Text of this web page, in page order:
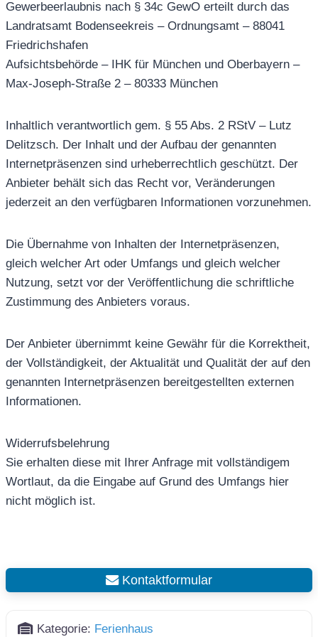
Gewerbeerlaubnis nach § 34c GewO erteilt durch das
Landratsamt Bodenseekreis – Ordnungsamt – 88041
Friedrichshafen
Aufsichtsbehörde – IHK für München und Oberbayern –
Max-Joseph-Straße 2 – 80333 München
Inhaltlich verantwortlich gem. § 55 Abs. 2 RStV – Lutz
Delitzsch. Der Inhalt und der Aufbau der genannten
Internetpräsenzen sind urheberrechtlich geschützt. Der
Anbieter behält sich das Recht vor, Veränderungen
jederzeit an den verfügbaren Informationen vorzunehmen.
Die Übernahme von Inhalten der Internetpräsenzen,
gleich welcher Art oder Umfangs und gleich welcher
Nutzung, setzt vor der Veröffentlichung die schriftliche
Zustimmung des Anbieters voraus.
Der Anbieter übernimmt keine Gewähr für die Korrektheit,
der Vollständigkeit, der Aktualität und Qualität der auf den
genannten Internetpräsenzen bereitgestellten externen
Informationen.
Widerrufsbelehrung
Sie erhalten diese mit Ihrer Anfrage mit vollständigem
Wortlaut, da die Eingabe auf Grund des Umfangs hier
nicht möglich ist.
Kontaktformular
Kategorie: Ferienhaus